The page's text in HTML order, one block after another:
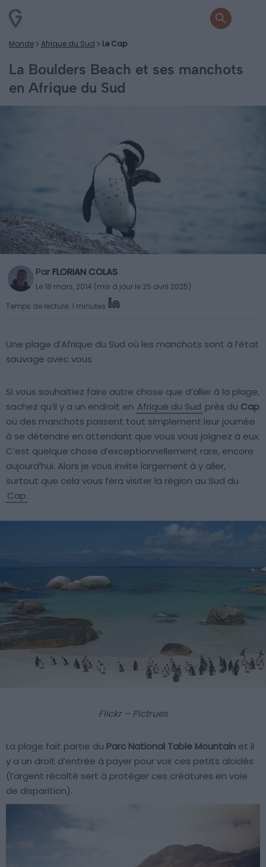
Monde Afrique du Sud Le Cap
La Boulders Beach et ses manchots
en Afrique du Sud
Par FLORIAN COLAS
Le 18 mars, 2014 (mis à jour le 25 avril 2025)
Temps de lecture: 1 minutes
Une plage d’Afrique du Sud où les manchots sont à l’état
sauvage avec vous
Si vous souhaitiez faire autre chose que d’aller à la plage,
sachez qu’il y a un endroit en Afrique du Sud près du Cap
où des manchots passent tout simplement leur journée
à se détendre en attendant que vous vous joignez à eux.
C’est quelque chose d’exceptionnellement rare, encore
aujourd’hui. Alors je vous invite largement à y aller,
surtout que cela vous fera visiter la région au Sud du
Cap.
Flickr – Pictrues
La plage fait partie du Parc National Table Mountain et il
y a un droit d’entrée à payer pour voir ces petits alcidés
(l’argent récolté sert à protéger ces créatures en voie
de disparition).